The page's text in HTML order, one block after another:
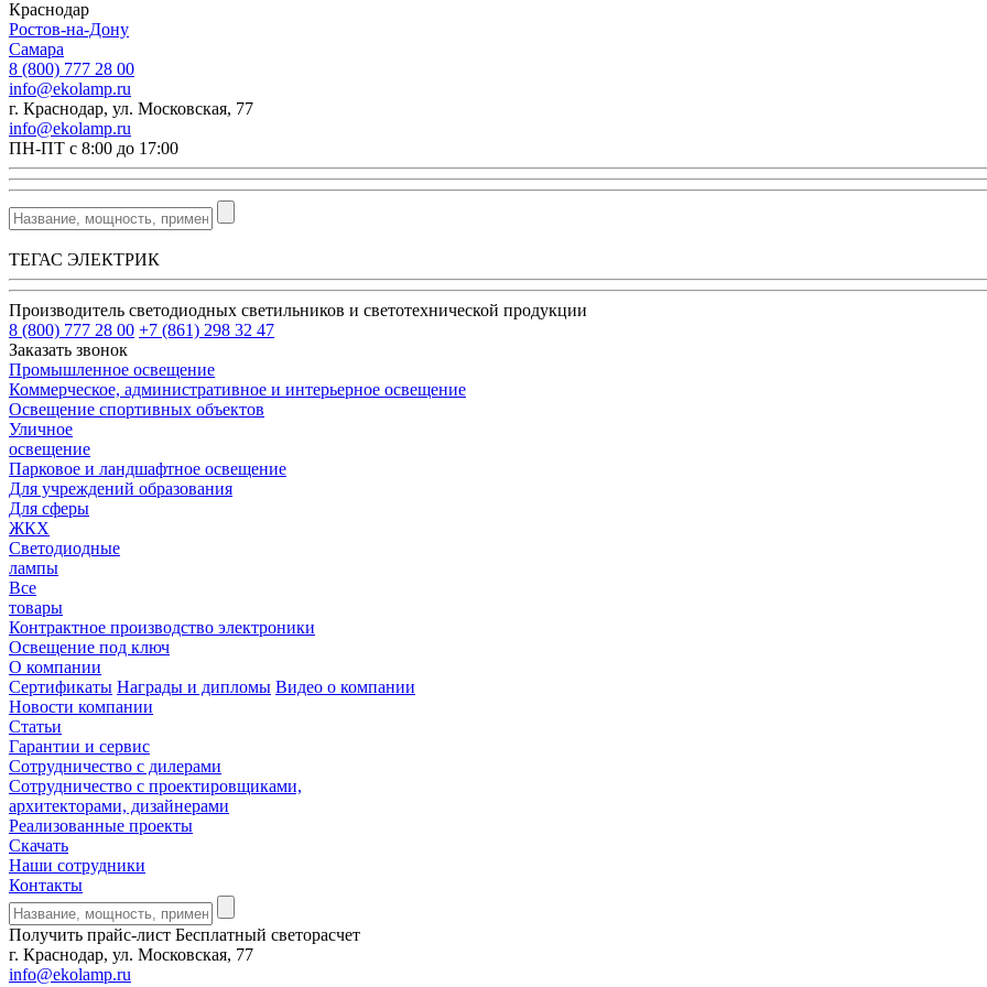
Краснодар
Ростов-на-Дону
Самара
8 (800) 777 28 00
info@ekolamp.ru
г. Краснодар, ул. Московская, 77
info@ekolamp.ru
ПН-ПТ с 8:00 до 17:00
ТЕГАС ЭЛЕКТРИК
Производитель светодиодных светильников и светотехнической продукции
8 (800) 777 28 00 +7 (861) 298 32 47
Заказать звонок
Промышленное освещение
Коммерческое, административное и интерьерное освещение
Освещение спортивных объектов
Уличное
освещение
Парковое и ландшафтное освещение
Для учреждений образования
Для сферы
ЖКХ
Светодиодные
лампы
Все
товары
Контрактное производство электроники
Освещение под ключ
О компании
Сертификаты Награды и дипломы Видео о компании
Новости компании
Статьи
Гарантии и сервис
Сотрудничество с дилерами
Сотрудничество с проектировщиками,
архитекторами, дизайнерами
Реализованные проекты
Скачать
Наши сотрудники
Контакты
Получить прайс-лист Бесплатный светорасчет
г. Краснодар, ул. Московская, 77
info@ekolamp.ru